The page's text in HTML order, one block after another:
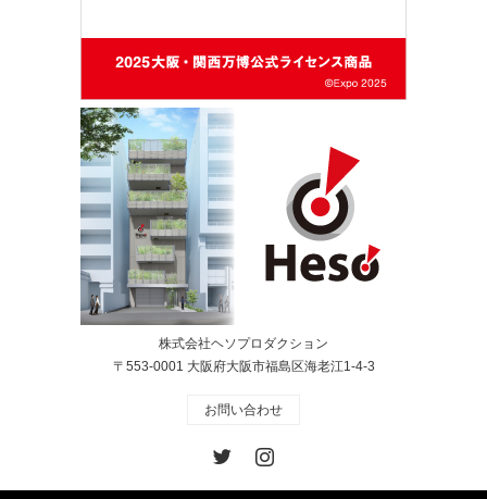
株式会社ヘソプロダクション
〒553-0001 大阪府大阪市福島区海老江1-4-3
お問い合わせ